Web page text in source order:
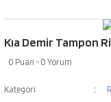
Kıa Demir Tampon
0 Puan - 0 Yorum
Kategori